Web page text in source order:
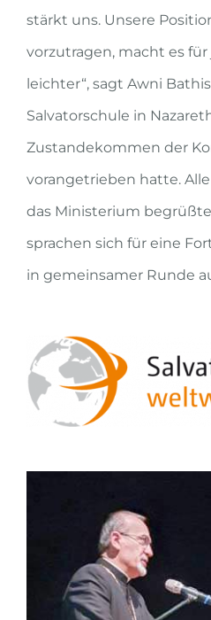
stärkt uns. Unsere
vorzutragen, macht es
leichter“, sagt Awni
Salvatorschule in
Zustandekommen der
vorangetrieben hatte.
das Ministerium
sprachen sich für eine
in gemeinsamer Runde